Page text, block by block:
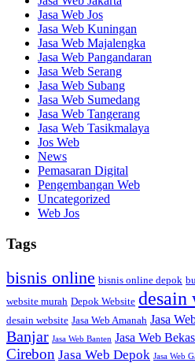
Jasa Web Jos
Jasa Web Kuningan
Jasa Web Majalengka
Jasa Web Pangandaran
Jasa Web Serang
Jasa Web Subang
Jasa Web Sumedang
Jasa Web Tangerang
Jasa Web Tasikmalaya
Jos Web
News
Pemasaran Digital
Pengembangan Web
Uncategorized
Web Jos
Tags
bisnis online bisnis online depok
website murah Depok Website desain
desain website Jasa Web Amanah Jasa
Banjar Jasa Web Banten Jasa Web
Cirebon Jasa Web Depok Jasa Web